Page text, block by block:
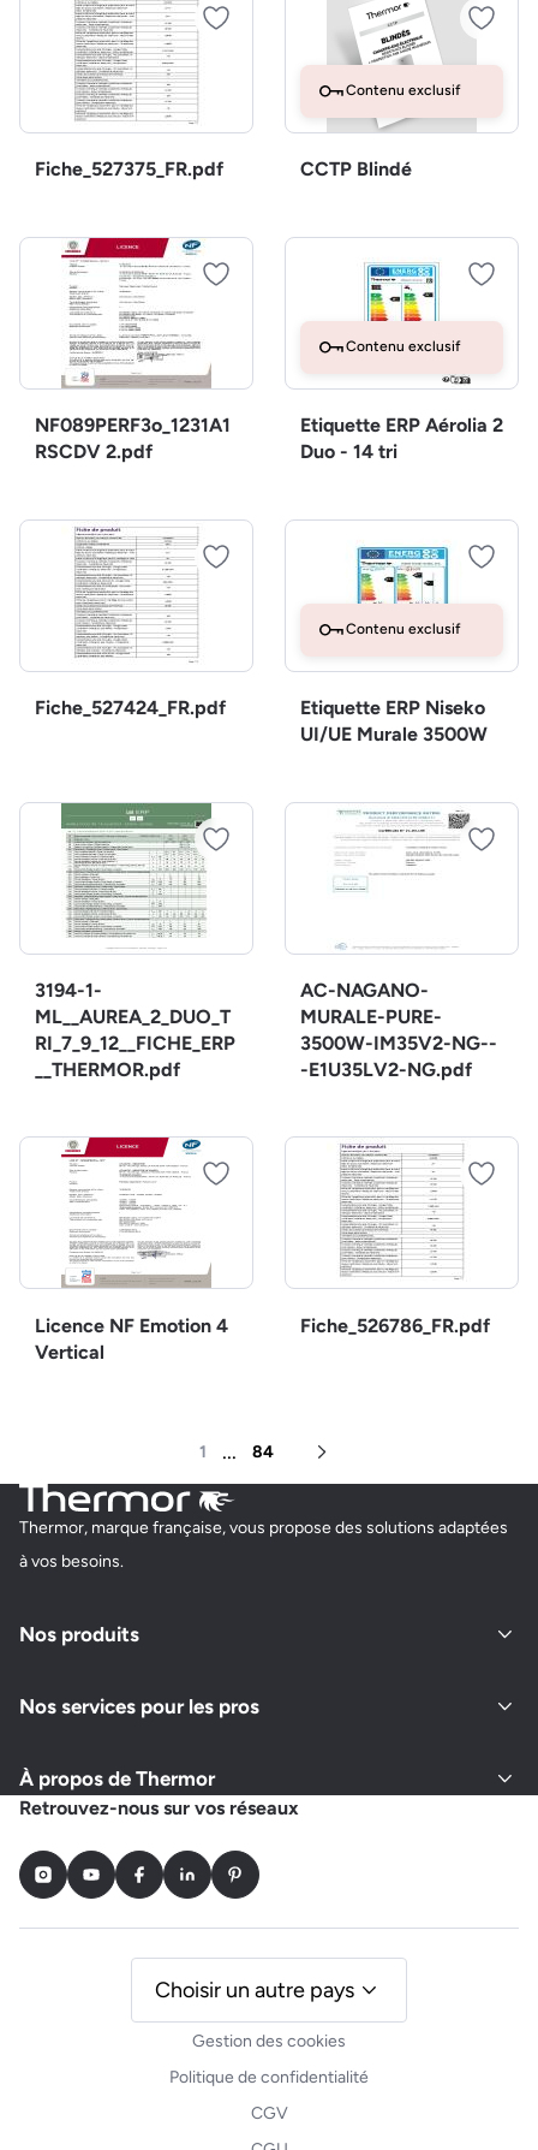
Fiche_527375_FR.pdf
Contenu exclusif
CCTP Blindé
NF089PERF3o_1231A1
RSCDV 2.pdf
Contenu exclusif
Etiquette ERP Aérolia 2
Duo - 14 tri
Fiche_527424_FR.pdf
Contenu exclusif
Etiquette ERP Niseko
UI/UE Murale 3500W
3194-1-
ML__AUREA_2_DUO_T
RI_7_9_12__FICHE_ERP
__THERMOR.pdf
AC-NAGANO-
MURALE-PURE-
3500W-IM35V2-NG--
-E1U35LV2-NG.pdf
Licence NF Emotion 4
Vertical
Fiche_526786_FR.pdf
1 ... 84
Page suivante
Thermor, marque française, vous propose des solutions adaptées
à vos besoins.
Nos produits
Nos services pour les pros
À propos de Thermor
Retrouvez-nous sur vos réseaux
InstagramYoutubeFacebookLinkedInPinterest
Gestion des cookies
Politique de confidentialité
CGV
Choisir un autre pays